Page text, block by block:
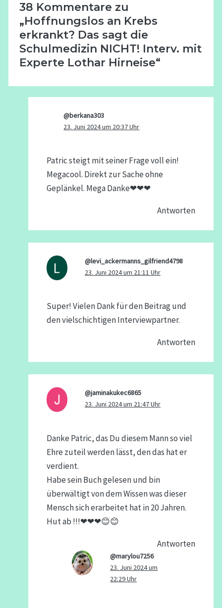
38 Kommentare zu
„Hoffnungslos an Krebs
erkrankt? Das sagt die
Schulmedizin NICHT! Interv. mit
Experte Lothar Hirneise“
@berkana303
23. Juni 2024 um 20:37 Uhr
Patric steigt mit seiner Frage voll ein!
Megacool. Direkt zur Sache ohne
Geplänkel. Mega Danke❤❤❤
Antworten
@levi_ackermanns_gilfriend4798
23. Juni 2024 um 21:11 Uhr
Super! Vielen Dank für den Beitrag und
den vielschichtigen Interviewpartner.
Antworten
@jaminakukec6865
23. Juni 2024 um 21:47 Uhr
Danke Patric, das Du diesem Mann so viel
Ehre zuteil werden lässt, den das hat er
verdient.
Habe sein Buch gelesen und bin
überwältigt von dem Wissen was dieser
Mensch sich erarbeitet hat in 20 Jahren.
Hut ab !!!❤❤❤😊😊
Antworten
@marylou7256
23. Juni 2024 um
22:29 Uhr